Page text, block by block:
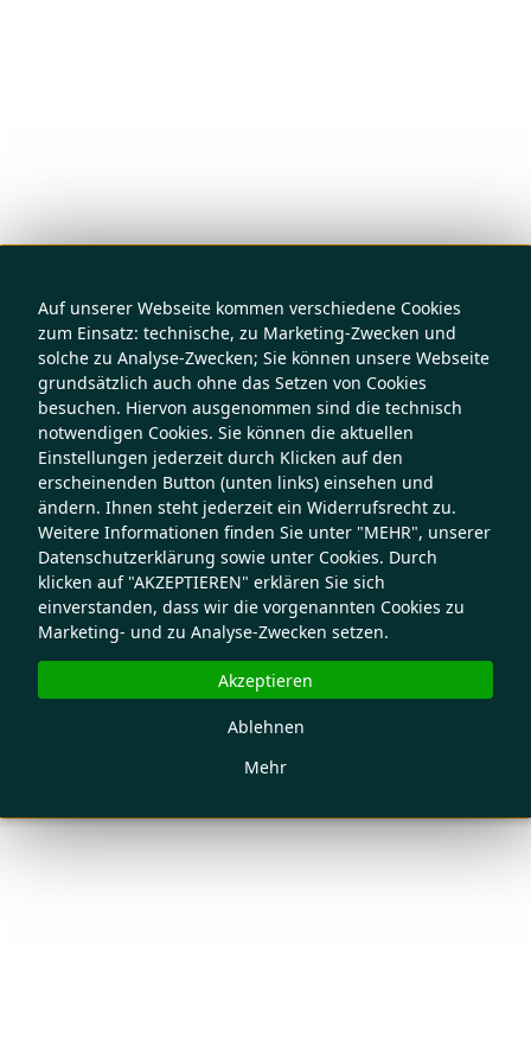
Auf unserer Webseite kommen verschiedene Cookies
zum Einsatz: technische, zu Marketing-Zwecken und
solche zu Analyse-Zwecken; Sie können unsere Webseite
grundsätzlich auch ohne das Setzen von Cookies
besuchen. Hiervon ausgenommen sind die technisch
notwendigen Cookies. Sie können die aktuellen
Einstellungen jederzeit durch Klicken auf den
erscheinenden Button (unten links) einsehen und
ändern. Ihnen steht jederzeit ein Widerrufsrecht zu.
Weitere Informationen finden Sie unter "MEHR", unserer
Datenschutzerklärung sowie unter Cookies. Durch
klicken auf "AKZEPTIEREN" erklären Sie sich
einverstanden, dass wir die vorgenannten Cookies zu
Marketing- und zu Analyse-Zwecken setzen.
Mehr
Ablehnen
Akzeptieren